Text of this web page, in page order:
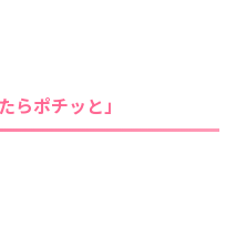
らポチッと」